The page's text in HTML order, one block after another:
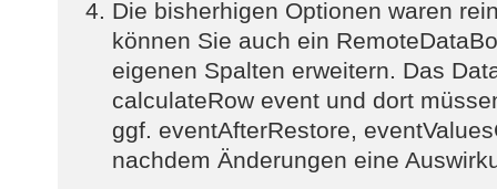
Die bisherhigen Optionen waren
können Sie auch ein
eigenen Spalten erweitern. Das
calculateRow event und dort
ggf. eventAfterRestore,
nachdem Änderungen eine